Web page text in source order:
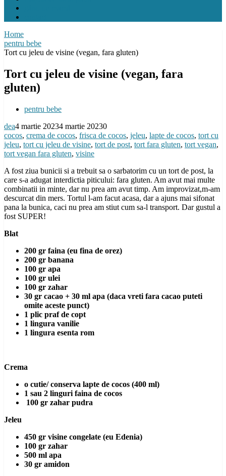
Home
pentru bebe
Tort cu jeleu de visine (vegan, fara gluten)
Tort cu jeleu de visine (vegan, fara
gluten)
pentru bebe
dea4 martie 20234 martie 20230
cocos, crema de cocos, frisca de cocos, jeleu, lapte de cocos, tort cu
jeleu, tort cu jeleu de visine, tort de post, tort fara gluten, tort vegan,
tort vegan fara gluten, visine
A fost ziua bunicii si a trebuit sa o sarbatorim cu un tort de post, la
care s-a adugat interdictia piticului: fara gluten. Am avut mai multe
combinatii in minte, dar nu prea am avut timp. Am improvizat,m-am
descurcat din mers. Tortul l-am facut acasa, dar a ajuns mai sifonat
pana la bunica, caci nu prea am stiut cum sa-l transport. Dar gustul a
fost SUPER!
Blat
200 gr faina (eu fina de orez)
200 gr banana
100 gr apa
100 gr ulei
100 gr zahar
30 gr cacao + 30 ml apa (daca vreti fara cacao puteti
omite aceste punct)
1 plic praf de copt
1 lingura vanilie
1 lingura esenta rom
Crema
o cutie/ conserva lapte de cocos (400 ml)
1 sau 2 linguri faina de cocos
100 gr zahar pudra
Jeleu
450 gr visine congelate (eu Edenia)
100 gr zahar
500 ml apa
30 gr amidon